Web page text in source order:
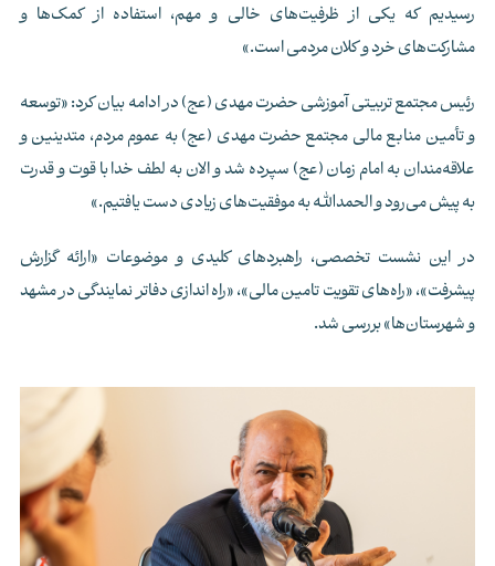
رسیدیم که یکی از ظرفیت‌های خالی و مهم، استفاده از کمک‌ها و
مشارکت‌های خرد و کلان مردمی است.»
رئیس مجتمع تربیتی آموزشی حضرت مهدی (عج) در ادامه بیان کرد: «توسعه
و تأمین منابع مالی مجتمع حضرت مهدی (عج) به عموم مردم، متدینین و
علاقه‌مندان به امام زمان (عج) سپرده شد و الان به لطف خدا با قوت و قدرت
به پیش می‌رود و الحمدالله به موفقیت‌های زیادی دست یافتیم.»
در این نشست تخصصی، راهبردهای کلیدی و موضوعات «ارائه گزارش
پیشرفت»، «راه‌های تقویت تامین مالی»، «راه اندازی دفاتر نمایندگی در مشهد
و شهرستان‌ها» بررسی شد.